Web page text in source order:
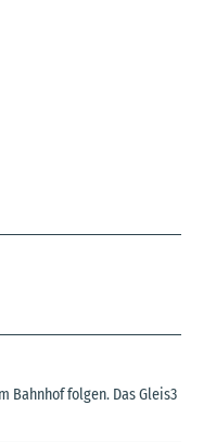
Bahnhof folgen. Das Gleis3